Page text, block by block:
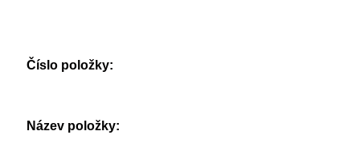
Číslo položky:
Název položky: